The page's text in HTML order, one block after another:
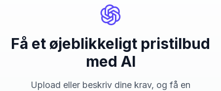
Få et øjeblikkeligt pristilbud
med AI
Upload eller beskriv dine krav, og få en